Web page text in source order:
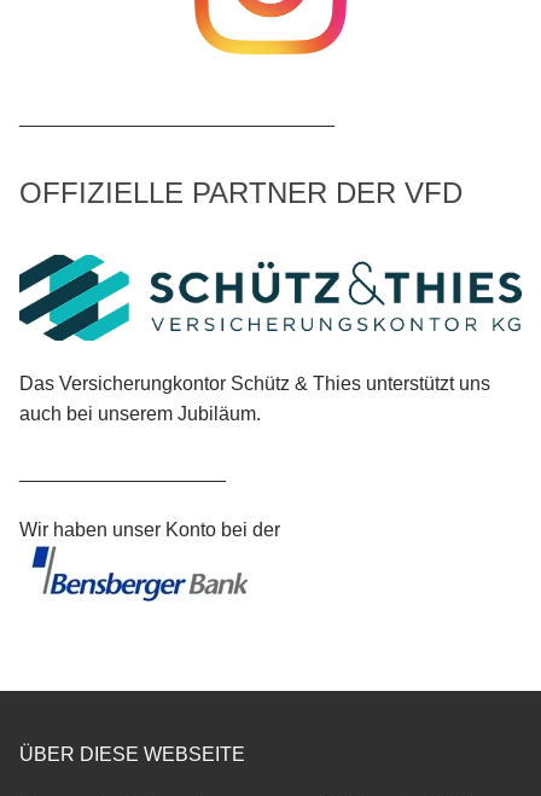
OFFIZIELLE PARTNER DER VFD
Das Versicherungkontor Schütz & Thies unterstützt uns
auch bei unserem Jubiläum.
Wir haben unser Konto bei der
ÜBER DIESE WEBSEITE